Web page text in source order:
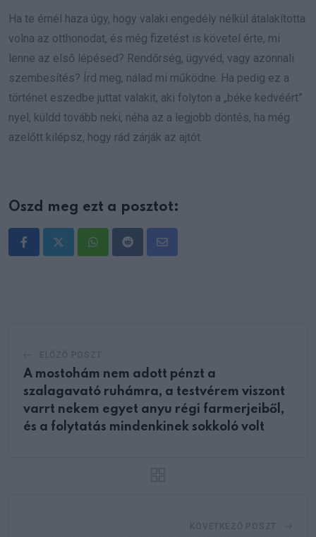
Ha te érnél haza úgy, hogy valaki engedély nélkül átalakította
volna az otthonodat, és még fizetést is követel érte, mi
lenne az első lépésed? Rendőrség, ügyvéd, vagy azonnali
szembesítés? Írd meg, nálad mi működne. Ha pedig ez a
történet eszedbe juttat valakit, aki folyton a „béke kedvéért”
nyel, küldd tovább neki, néha az a legjobb döntés, ha még
azelőtt kilépsz, hogy rád zárják az ajtót.
Oszd meg ezt a posztot:
WhatsappRedditShare
A mostohám nem adott pénzt a
szalagavató ruhámra, a testvérem viszont
varrt nekem egyet anyu régi farmerjeiből,
és a folytatás mindenkinek sokkoló volt